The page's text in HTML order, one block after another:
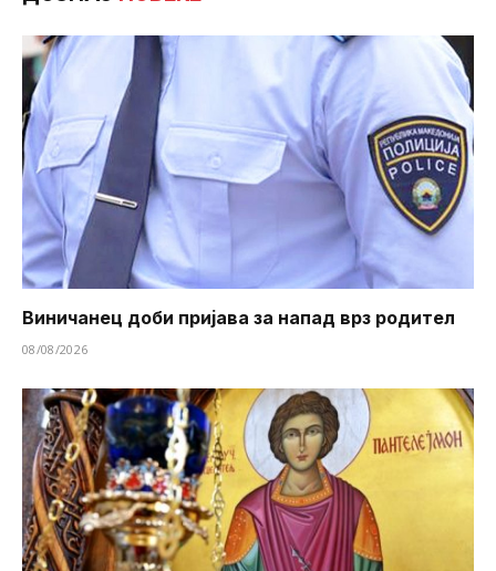
Виничанец доби пријава за напад врз родител
08/08/2026